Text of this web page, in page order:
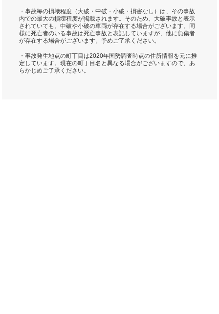
・事故毎の損壊程度（大破・中破・小破・損害なし）は、その事故
内での最大の損壊程度が掲載されます。そのため、大破事故と表示
されていても、中破や小破の車両が存在する場合がございます。同
様に死亡者のいる事故は死亡事故と表記していますが、他に負傷者
が存在する場合がございます。予めご了承ください。
・事故発生地点の町丁目は2020年国勢調査時点の住所情報を元に推
定しています。現在の町丁目名と異なる場合がございますので、あ
らかじめご了承ください。